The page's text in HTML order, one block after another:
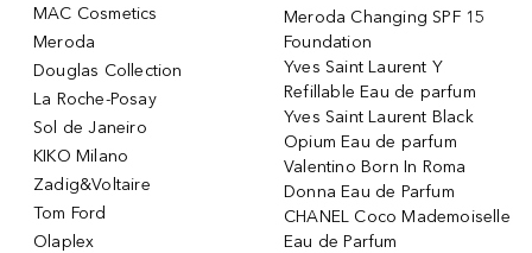
MAC Cosmetics
Meroda
Douglas Collection
La Roche-Posay
Sol de Janeiro
KIKO Milano
Zadig&Voltaire
Tom Ford
Olaplex
Meroda Changing SPF 15
Foundation
Yves Saint Laurent Y
Refillable Eau de parfum
Yves Saint Laurent Black
Opium Eau de parfum
Valentino Born In Roma
Donna Eau de Parfum
CHANEL Coco Mademoiselle
Eau de Parfum